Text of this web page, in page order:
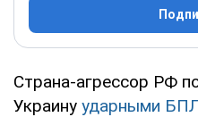
Страна-агрессор РФ
Украину ударными